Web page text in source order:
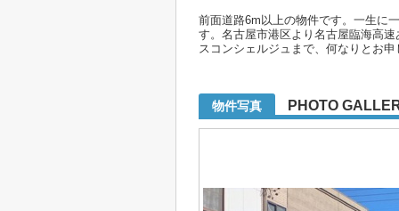
前面道路6m以上の物件です。一生に
す。名古屋市港区より名古屋臨海高
スコンシェルジュまで、何なりとお申
物件写真 PHOTO